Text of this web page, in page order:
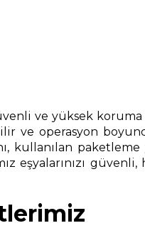
ve yüksek koruma
ve operasyon
kullanılan paketleme
eşyalarınızı